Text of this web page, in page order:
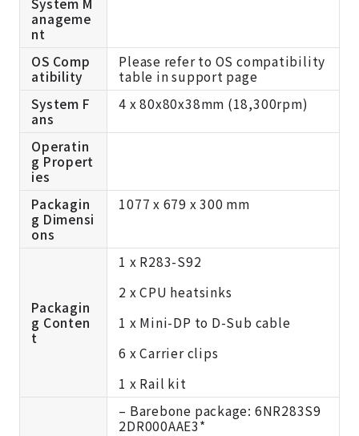
anageme
nt
OS Comp
atibility
Please refer to OS compatibility
table in support page
System F
ans
4 x 80x80x38mm (18,300rpm)
Operatin
g Propert
ies
Packagin
g Dimensi
ons
1077 x 679 x 300 mm
Packagin
g Conten
t
1 x R283-S92
2 x CPU heatsinks
1 x Mini-DP to D-Sub cable
6 x Carrier clips
1 x Rail kit
– Barebone package: 6NR283S9
2DR000AAE3*